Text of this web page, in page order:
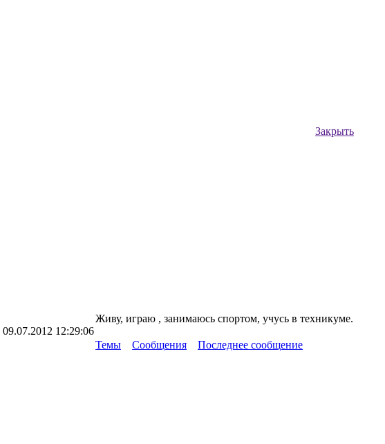
Закрыть
09.07.2012 12:29:06
Живу, играю , занимаюсь спортом, учусь в техникуме.
Темы Сообщения Последнее сообщение